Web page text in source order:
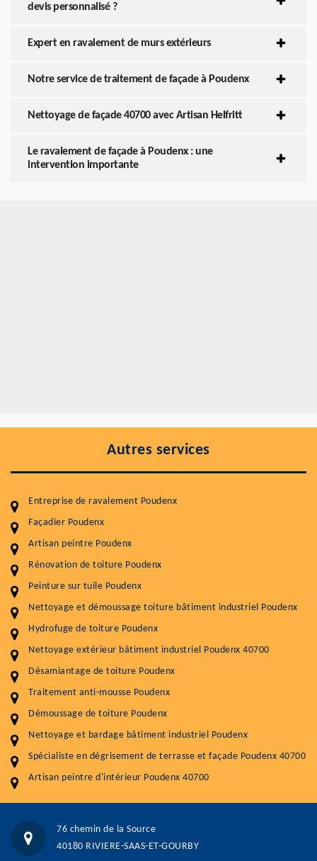
devis personnalisé ?
Expert en ravalement de murs extérieurs
Notre service de traitement de façade à Poudenx
Nettoyage de façade 40700 avec Artisan Helfritt
Le ravalement de façade à Poudenx : une
intervention importante
Autres services
Entreprise de ravalement Poudenx
Façadier Poudenx
Artisan peintre Poudenx
Rénovation de toiture Poudenx
Peinture sur tuile Poudenx
Nettoyage et démoussage toiture bâtiment industriel Poudenx
Hydrofuge de toiture Poudenx
Nettoyage extérieur bâtiment industriel Poudenx 40700
Désamiantage de toiture Poudenx
Traitement anti-mousse Poudenx
Démoussage de toiture Poudenx
Nettoyage et bardage bâtiment industriel Poudenx
Spécialiste en dégrisement de terrasse et façade Poudenx 40700
Artisan peintre d'intérieur Poudenx 40700
76 chemin de la Source
40180 RIVIERE-SAAS-ET-GOURBY
Entretenir votre toiture, c'est préserver sa
durabilité
Plus de 15 ans d'expérience en couverture et facade
Service
Nettoyageb toiture
Démoussage toiture
Traitement hydrofuge toiture
4 € / m²
5.0 (118avis)
Artisant local recommander
76 chemin de la Source 40180 RIVIERE-SAAS-ET-GOURBY